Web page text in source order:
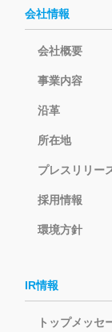
会社情報
会社概要
事業内容
沿革
所在地
プレスリリー
採用情報
環境方針
IR情報
トップメッセ